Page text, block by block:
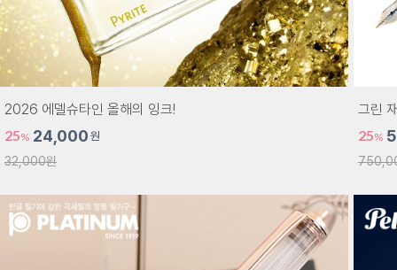
2026 에델슈타인 올해의 잉크!
25% 24,000 원
32,000원
그린
25%